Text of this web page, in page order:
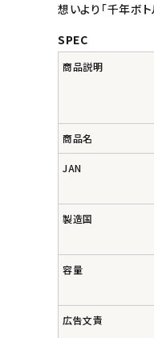
定期購入
ナチュラムーン
エコメイト
ナチュラプラス
アルマウィン
想いより「千年ボ
SPEC
商品説明
商品名
JAN
製造国
容量
広告文責